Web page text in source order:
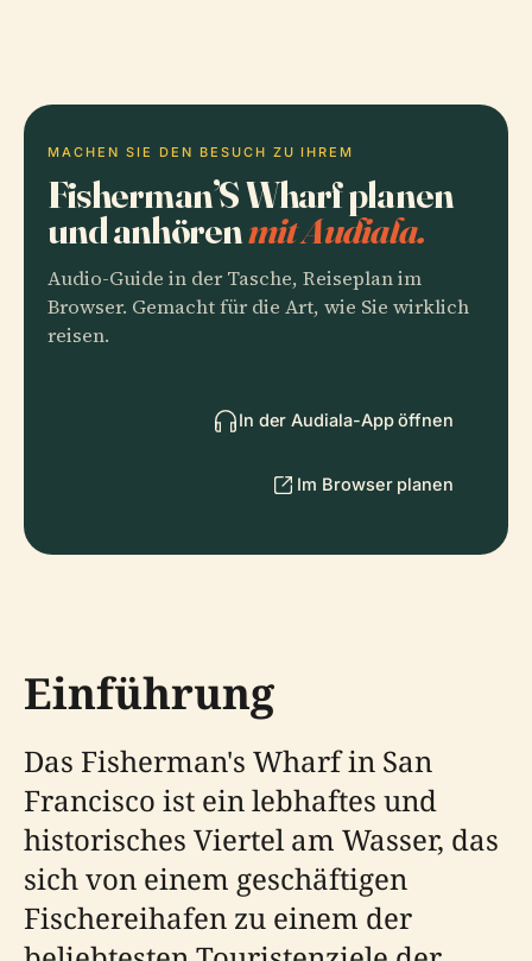
MACHEN SIE DEN BESUCH ZU IHREM
Fisherman’S Wharf planen
und anhörenmit Audiala.
Audio-Guide in der Tasche, Reiseplan im
Browser. Gemacht für die Art, wie Sie wirklich
reisen.
In der Audiala-App öffnen
Im Browser planen
Einführung
Das Fisherman's Wharf in San
Francisco ist ein lebhaftes und
historisches Viertel am Wasser, das
sich von einem geschäftigen
Fischereihafen zu einem der